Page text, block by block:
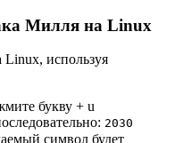
Милля на Linux
используя
букву + u
2030
символ будет